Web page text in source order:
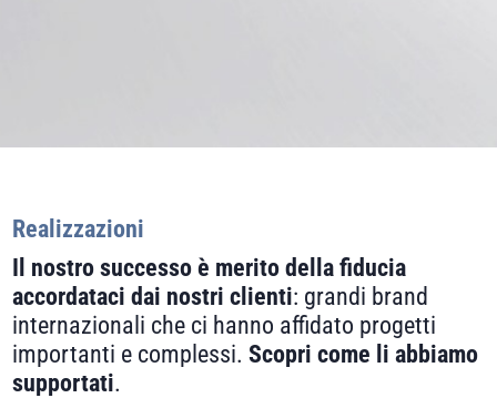
Realizzazioni
Il nostro successo è merito della fiducia
accordataci dai nostri clienti: grandi brand
internazionali che ci hanno affidato progetti
importanti e complessi.Scopri come li abbiamo
supportati.